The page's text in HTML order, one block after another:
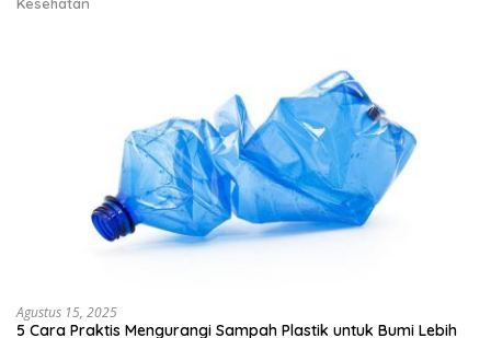
Agustus 15, 2025
5 Cara Praktis Mengurangi Sampah Plastik untuk Bumi Lebih